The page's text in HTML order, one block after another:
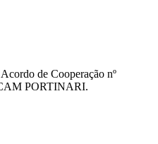
de Cooperação nº
PORTINARI.